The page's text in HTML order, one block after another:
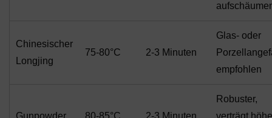
Chinesischer
Longjing
75-80°C 2-3 Minuten
Glas- oder
empfohlen
Robuster,